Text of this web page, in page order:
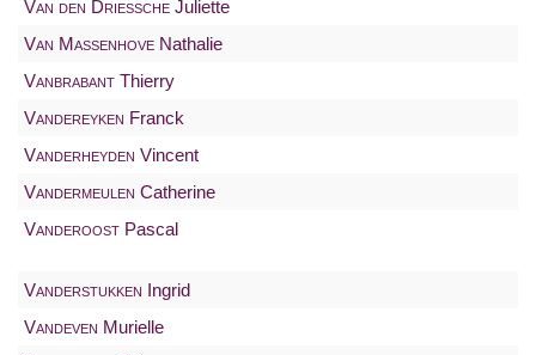
Van den Driessche Juliette
Van Massenhove Nathalie
Vanbrabant Thierry
Vandereyken Franck
Vanderheyden Vincent
Vandermeulen Catherine
Vanderoost Pascal
Vanderstukken Ingrid
Vandeven Murielle